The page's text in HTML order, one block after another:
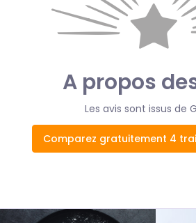
A propos
Les avis sont issus de
Comparez gratuitement 4